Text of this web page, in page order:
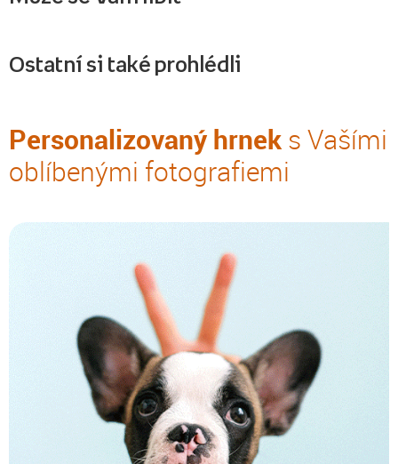
Ostatní si také prohlédli
Personalizovaný hrneks Vašími
oblíbenými fotografiemi